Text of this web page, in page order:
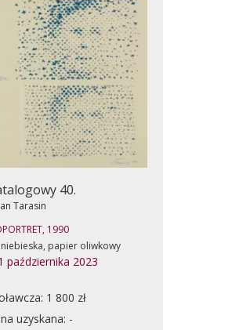
40.
Tarasin
1990
papier oliwkowy
października 2023
1 800 zł
uzyskana: -